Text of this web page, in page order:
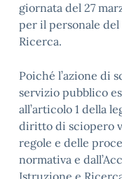
giornata del 27
per il personale del
Ricerca.
Poiché l’azione di
servizio pubblico
all’articolo 1 della
diritto di sciopero
regole e delle
normativa e
Istruzione e